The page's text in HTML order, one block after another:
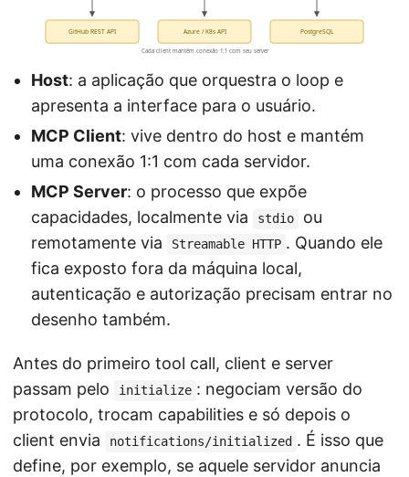
GitHub REST API Azure / K8s API PostgreSQL
Cada client mantém conexão 1:1 com seu server
Host: a aplicação que orquestra o loop e
apresenta a interface para o usuário.
MCP Client: vive dentro do host e mantém
uma conexão 1:1 com cada servidor.
MCP Server: o processo que expõe
capacidades, localmente via
stdio
ou
remotamente via
Streamable HTTP . Quando ele
fica exposto fora da máquina local,
autenticação e autorização precisam entrar no
desenho também.
Antes do primeiro tool call, client e server
passam pelo
initialize : negociam versão do
protocolo, trocam capabilities e só depois o
client envia
notifications/initialized . É isso que
define, por exemplo, se aquele servidor anuncia